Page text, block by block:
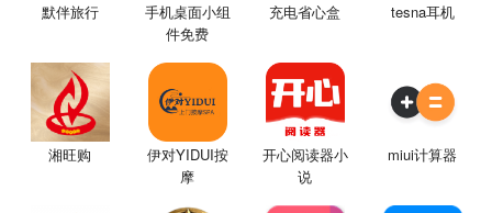
默伴旅行
手机桌面小组
件免费
充电省心盒 tesna耳机
湘旺购
伊对YIDUI按
摩
开心阅读器小
说
miui计算器